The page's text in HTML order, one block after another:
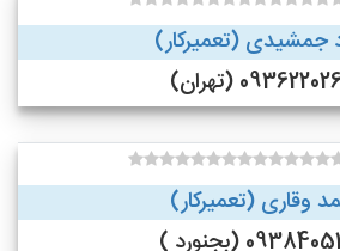
جمشیدی (تعمیرکار)
(تهران)
وقاری (تعمیرکار)
(بجنورد )